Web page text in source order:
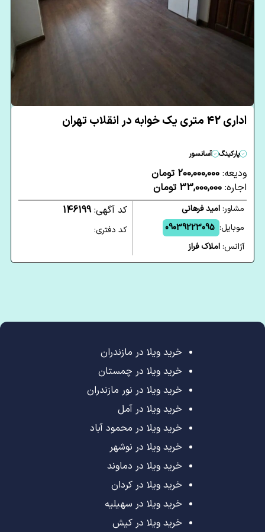
اداری 42 متری یک خوابه در انقلاب تهران
پارکینگ آسانسور
ودیعه: 200,000,000 تومان
اجاره: 33,000,000 تومان
مشاور:امید فرهانی
موبایل: 09039223095
آژانس:املاک فراز
کد آگهی:146199
کد دفتری:
خرید ویلا در مازندران
خرید ویلا در چمستان
خرید ویلا در نور مازندران
خرید ویلا در آمل
خرید ویلا در محمود آباد
خرید ویلا در نوشهر
خرید ویلا در دماوند
خرید ویلا در کردان
خرید ویلا در سهیلیه
خرید ویلا در کیش